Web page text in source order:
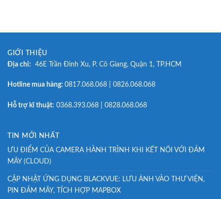
GIỚI THIỆU
Địa chỉ: 46E Trần Đình Xu, P. Cô Giang, Quận 1, TP.HCM
Hotline mua hàng: 0817.068.068 | 0826.068.068
Hỗ trợ kĩ thuật: 0368.393.068 | 0828.068.068
TIN MỚI NHẤT
ƯU ĐIỂM CỦA CAMERA HÀNH TRÌNH KHI KẾT NỐI VỚI ĐÁM
MÂY (CLOUD)
CẬP NHẬT ỨNG DỤNG BLACKVUE: LƯU ẢNH VÀO THƯ VIỆN,
PIN ĐÁM MÂY, TÍCH HỢP MAPBOX